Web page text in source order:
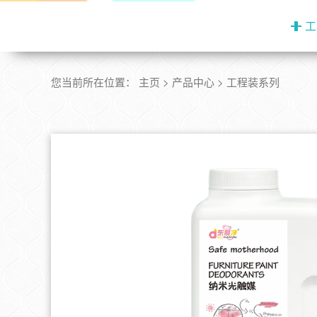
您当前所在位置： 主页 > 产品中心 > 工程装系列